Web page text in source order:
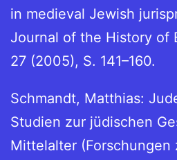
in medieval Jewish
Journal of the History of
27 (2005), S. 141–160.
Schmandt, Matthias:
Studien zur jüdischen
Mittelalter (Forschungen